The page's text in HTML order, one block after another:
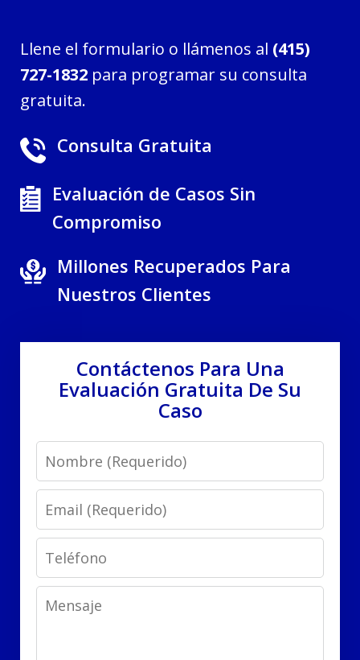
Llene el formulario o llámenos al (415)
727-1832 para programar su consulta
gratuita.
Consulta Gratuita
Evaluación de Casos Sin
Compromiso
Millones Recuperados Para
Nuestros Clientes
Contáctenos Para Una
Evaluación Gratuita De Su
Caso
Name
Email
Phone
Message